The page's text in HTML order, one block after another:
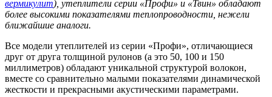
вермикулит), утеплители серии «Профи» и «Твин» обладают
более высокими показателями теплопроводности, нежели
ближайшие аналоги.
Все модели утеплителей из серии «Профи», отличающиеся
друг от друга толщиной рулонов (а это 50, 100 и 150
миллиметров) обладают уникальной структурой волокон,
вместе со сравнительно малыми показателями динамической
жесткости и прекрасными акустическими параметрами.